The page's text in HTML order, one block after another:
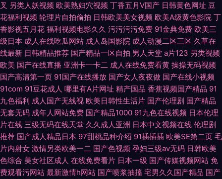
叉 另类人妖视频 欧美熟妇穴视频 丁香五月V国产 日韩黄色网址 豆
花福利视频 轮理片自拍偷拍 日韩欧美美女视频 欧美A级黄色影院 丁
香影视五月花 福利视频电影久久 污污污污免费 91金典免费 欧美三
级日本 成人在线吃瓜网站 成人岛国影院 成人动漫二区三区 久草在
线最新 日韩精品推荐 国产精品一区自拍 男人天堂 a片123 另类视频
欧美 国产在线直播 亚洲卡一卡二 成人在线免费看黄 操操无码视频
国产高清第一页 91国产在线播放 国产女人夜夜做 国产在线小视频
91com 91豆花成人 哪里有A片网址 精产国品 香蕉视频国产精品 91
九色福利 成人国产无线视 欧美日韩性生活片 国产伦理剧 国产精品
无套无码 成年人网站免费 国产精品1000 91九色在线视频 日本伦理
片在线 三级无码在线天堂 久久成人亚洲 日本中文视频在线 伦理剧
推荐 国产成人精品日本 97甜桃品种介绍 91插插插 欧美SE第二页 毛
片内射女 激情另类欧美一二 国产色视频 孕妇三级av无码 日韩欧美
色综合 美女社区成人 在线免费看片 日本一级 国产传媒视频网站 免
费观看污网站 最新激情h网站 国产喷浆抽搐 宅男久久国产精品 国产